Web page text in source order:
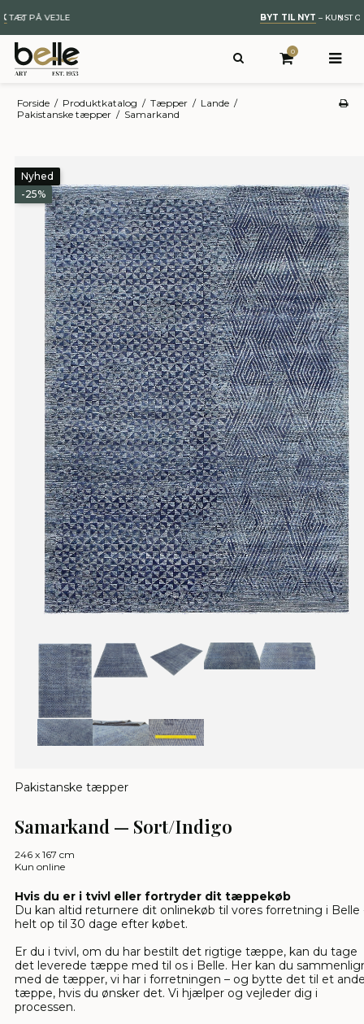
– KUNST OG ÆGTE TÆPPER
0
Forside / Produktkatalog / Tæpper / Lande /
Pakistanske tæpper / Samarkand
Nyhed
-25%
Pakistanske tæpper
Samarkand — Sort/Indigo
246 x 167 cm
Kun online
Hvis du er i tvivl eller fortryder dit tæppekøb
Du kan altid returnere dit onlinekøb til vores forretning i Belle
helt op til 30 dage efter købet.
Er du i tvivl, om du har bestilt det rigtige tæppe, kan du tage
det leverede tæppe med til os i Belle. Her kan du
med de tæpper, vi har i forretningen – og bytte det til et
tæppe, hvis du ønsker det. Vi hjælper og vejleder dig i
processen.